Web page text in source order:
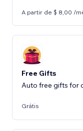
A partir de $ 8,00 /
Free Gifts
Auto free gifts for
Grátis